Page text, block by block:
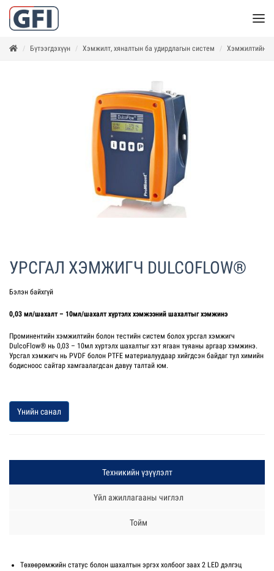
Бүтээгдэхүүн Хэмжилт, хяналтын ба удирдлагын систем Хэмжилтийн
УРСГАЛ ХЭМЖИГЧ DULCOFLOW®
Бэлэн байхгүй
0,03 мл/шахалт – 10мл/шахалт хүртэлх хэмжээний шахалтыг хэмжинэ
Проминентийн хэмжилтийн болон тестийн систем болох урсгал хэмжигч
DulcoFlow® нь 0,03 – 10мл хүртэлх шахалтыг хэт ягаан туяаны аргаар хэмжинэ.
Урсгал хэмжигч нь PVDF болон PTFE материалуудаар хийгдсэн байдаг тул химийн
бодисноос сайтар хамгаалагдсан давуу талтай юм.
Үнийн санал
Техникийн үзүүлэлт
Үйл ажиллагааны чиглэл
Тойм
Төхөөрөмжийн статус болон шахалтын эргэх холбоог заах 2 LED дэлгэц